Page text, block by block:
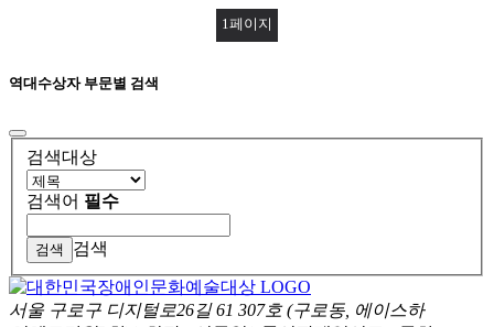
1 페이지
역대수상자 부문별 검색
검색대상
검색어 필수
검색
서울 구로구 디지털로26길 61 307호 (구로동, 에이스하